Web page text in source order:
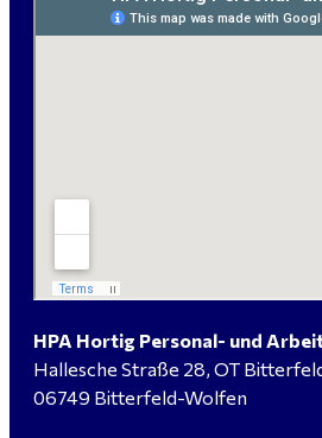
ab 3.500 € (keine Montage)
Elektromeister / -techniker (m/
Planung / Überwachung -
Hausmeister (m/w/d) für ein
HPA Hortig Personal- und
Hallesche Straße 28, OT
06749 Bitterfeld-Wolfen